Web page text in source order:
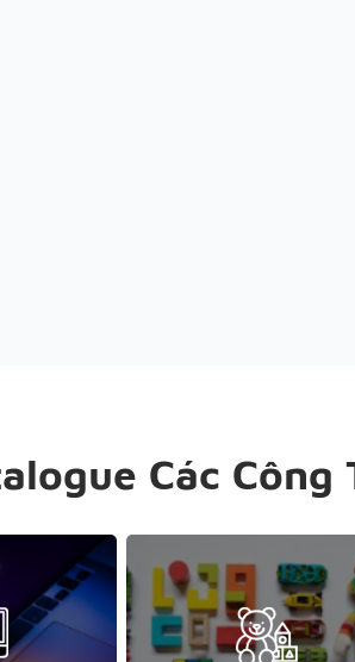
Các Công